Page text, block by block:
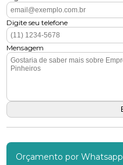
Digite seu telefone
Mensagem
Orçamento por Whatsapp